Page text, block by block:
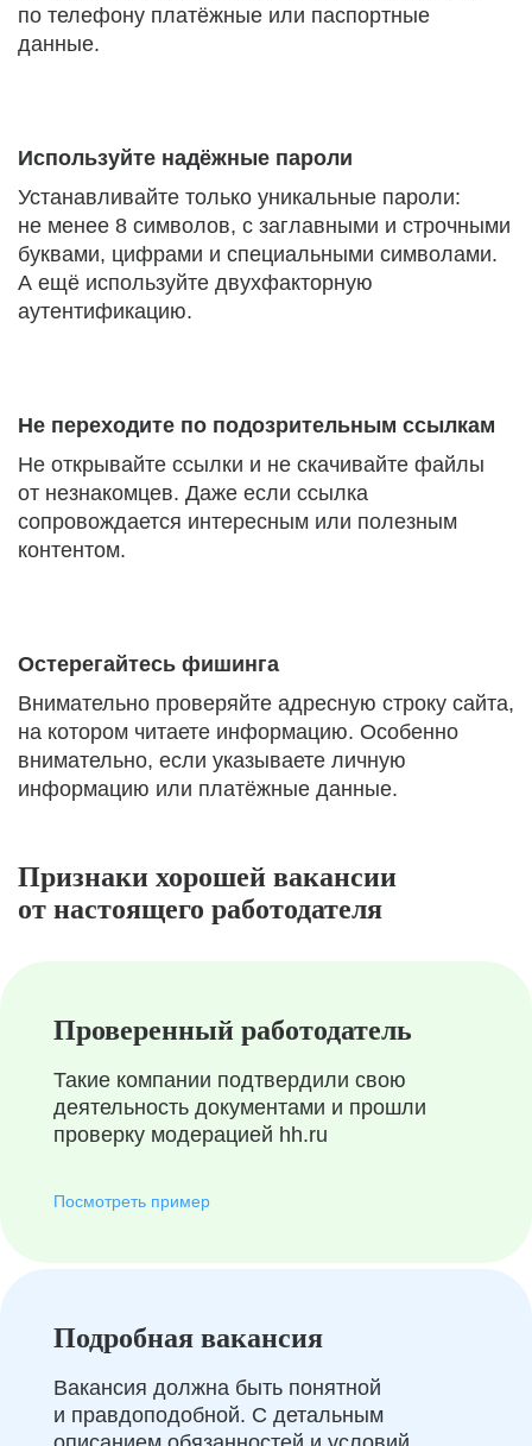
по телефону платёжные или паспортные
данные.
Используйте надёжные пароли
Устанавливайте только уникальные пароли:
не менее 8 символов, с заглавными и строчными
буквами, цифрами и специальными символами.
А ещё используйте двухфакторную
аутентификацию.
Не переходите по подозрительным ссылкам
Не открывайте ссылки и не скачивайте файлы
от незнакомцев. Даже если ссылка
сопровождается интересным или полезным
контентом.
Остерегайтесь фишинга
Внимательно проверяйте адресную строку сайта,
на котором читаете информацию. Особенно
внимательно, если указываете личную
информацию или платёжные данные.
Признаки хорошей вакансии
от настоящего работодателя
Проверенный работодатель
Такие компании подтвердили свою
деятельность документами и прошли
проверку модерацией hh.ru
Посмотреть пример
Подробная вакансия
Вакансия должна быть понятной
и правдоподобной. С детальным